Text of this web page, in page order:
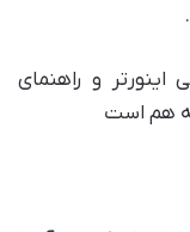
و راهنمای
هم است